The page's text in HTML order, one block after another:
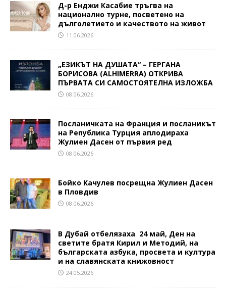
Д-р Енджи Касабие тръгва на
национално турне, посветено на
дълголетието и качеството на живот
11.06.2026
„ЕЗИКЪТ НА ДУШАТА“ – ГЕРГАНА
БОРИСОВА (ALHIMERRA) ОТКРИВА
ПЪРВАТА СИ САМОСТОЯТЕЛНА ИЗЛОЖБА
08.06.2026
Посланичката на Франция и посланикът
на Република Турция аплодираха
Жулиен Дасен от първия ред
08.06.2026
Бойко Качулев посрещна Жулиен Дасен
в Пловдив
08.06.2026
В Дубай отбелязаха 24 май, Ден на
светите братя Кирил и Методий, на
българската азбука, просвета и култура
и на славянската книжовност
24.05.2026